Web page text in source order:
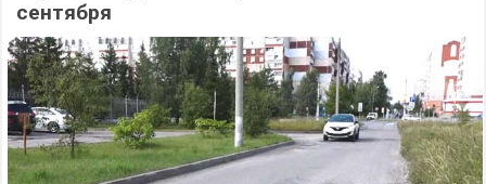
сентября